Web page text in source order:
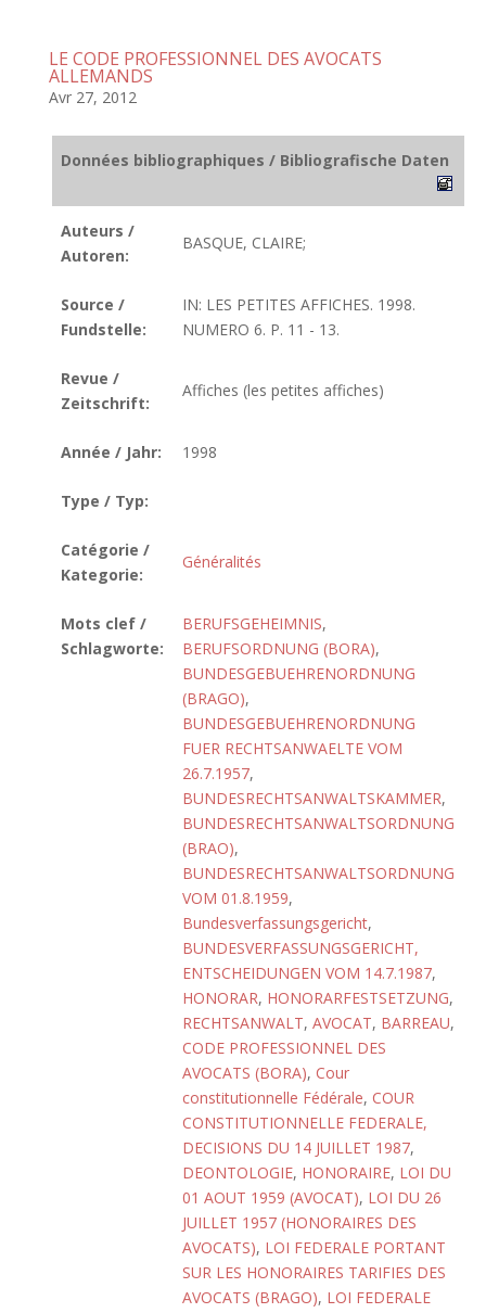
LE CODE PROFESSIONNEL DES AVOCATS
ALLEMANDS
Avr 27, 2012
Données bibliographiques / Bibliografische Daten
Auteurs /
Autoren:
BASQUE, CLAIRE;
Source /
Fundstelle:
IN: LES PETITES AFFICHES. 1998.
NUMERO 6. P. 11 - 13.
Revue /
Zeitschrift:
Affiches (les petites affiches)
Année / Jahr: 1998
Type / Typ:
Catégorie /
Kategorie:
Généralités
Mots clef /
Schlagworte:
BERUFSGEHEIMNIS,
BERUFSORDNUNG (BORA),
BUNDESGEBUEHRENORDNUNG
(BRAGO),
BUNDESGEBUEHRENORDNUNG
FUER RECHTSANWAELTE VOM
26.7.1957,
BUNDESRECHTSANWALTSKAMMER,
BUNDESRECHTSANWALTSORDNUNG
(BRAO),
BUNDESRECHTSANWALTSORDNUNG
VOM 01.8.1959,
Bundesverfassungsgericht,
BUNDESVERFASSUNGSGERICHT,
ENTSCHEIDUNGEN VOM 14.7.1987,
HONORAR, HONORARFESTSETZUNG,
RECHTSANWALT, AVOCAT, BARREAU,
CODE PROFESSIONNEL DES
AVOCATS (BORA), Cour
constitutionnelle Fédérale, COUR
CONSTITUTIONNELLE FEDERALE,
DECISIONS DU 14 JUILLET 1987,
DEONTOLOGIE, HONORAIRE, LOI DU
01 AOUT 1959 (AVOCAT), LOI DU 26
JUILLET 1957 (HONORAIRES DES
AVOCATS), LOI FEDERALE PORTANT
SUR LES HONORAIRES TARIFIES DES
AVOCATS (BRAGO), LOI FEDERALE